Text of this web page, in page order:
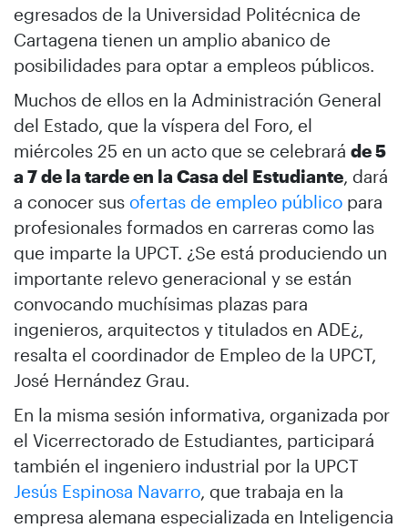
egresados de la Universidad Politécnica de
Cartagena tienen un amplio abanico de
posibilidades para optar a empleos públicos.
Muchos de ellos en la Administración General
del Estado, que la víspera del Foro, el
miércoles 25 en un acto que se celebrará de 5
a 7 de la tarde en la Casa del Estudiante, dará
a conocer sus ofertas de empleo público para
profesionales formados en carreras como las
que imparte la UPCT. ¿Se está produciendo un
importante relevo generacional y se están
convocando muchísimas plazas para
ingenieros, arquitectos y titulados en ADE¿,
resalta el coordinador de Empleo de la UPCT,
José Hernández Grau.
En la misma sesión informativa, organizada por
el Vicerrectorado de Estudiantes, participará
también el ingeniero industrial por la UPCT
Jesús Espinosa Navarro, que trabaja en la
empresa alemana especializada en Inteligencia